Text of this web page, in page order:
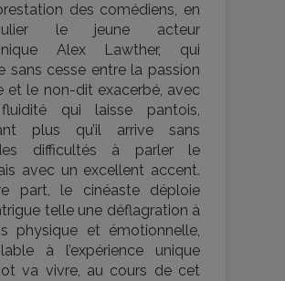
des comédiens, en
le jeune acteur
Alex Lawther, qui
sans cesse entre la passion
et le non-dit exacerbé, avec
qui laisse pantois,
plus qu’il arrive sans
difficultés à parler le
avec un excellent accent.
part, le cinéaste déploie
telle une déflagration à
physique et émotionnelle,
à l’expérience unique
va vivre, au cours de cet